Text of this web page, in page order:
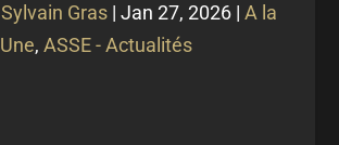
Sylvain Gras | Jan 27, 2026 | A la
Une, ASSE - Actualités